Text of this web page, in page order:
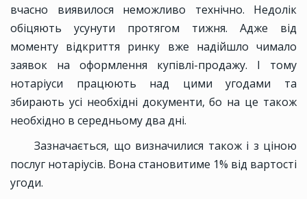
вчасно виявилося неможливо технічно. Недолік
обіцяють усунути протягом тижня. Адже від
моменту відкриття ринку вже надійшло чимало
заявок на оформлення купівлі-продажу. І тому
нотаріуси працюють над цими угодами та
збирають усі необхідні документи, бо на це також
необхідно в середньому два дні.
Зазначається, що визначилися також і з ціною
послуг нотаріусів. Вона становитиме 1% від вартості
угоди.